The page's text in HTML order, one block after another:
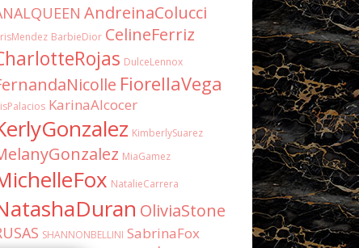
AndreinaColucci
BarbieDior CelineFerriz
DulceLennox
FiorellaVega
KarinaAlcocer
KimberlySuarez
MiaGamez
NatalieCarrera
OliviaStone
SHANNONBELLINI SabrinaFox